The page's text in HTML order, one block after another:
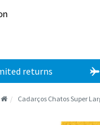
returns
Cadarços Chatos Super